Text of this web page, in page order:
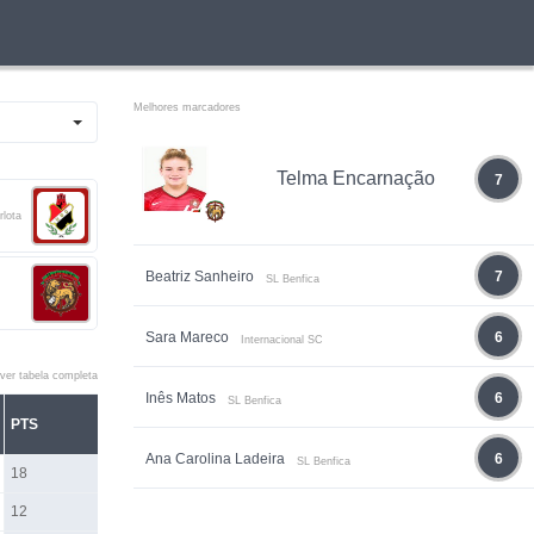
ver tabela completa
PTS
18
12
Melhores marcadores
Telma Encarnação 7
Beatriz Sanheiro SL Benfica 7
Sara Mareco Internacional SC 6
Inês Matos SL Benfica 6
Ana Carolina Ladeira SL Benfica 6